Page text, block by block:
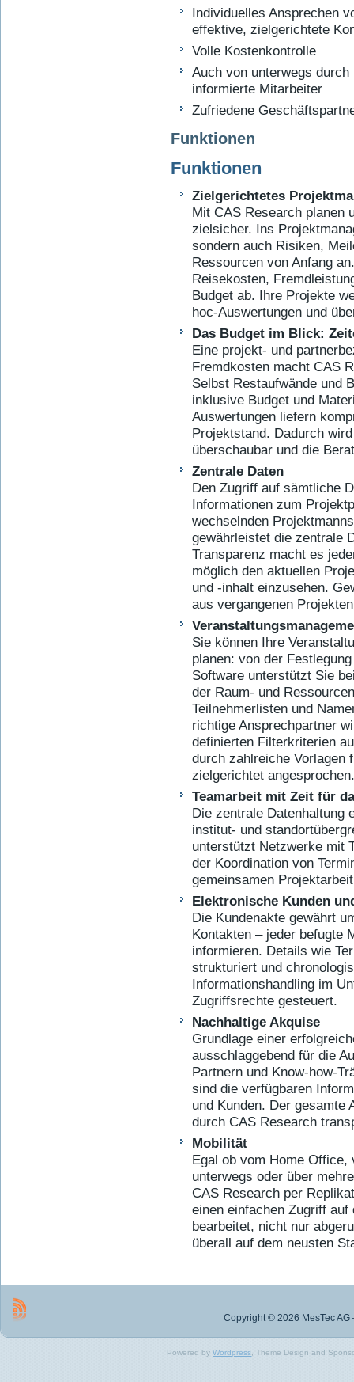
Individuelles Ansprechen
effektive, zielgerichtete
Volle Kostenkontrolle
Auch von unterwegs
informierte Mitarbeiter
Zufriedene
Funktionen
Funktionen
Zielgerichtetes
Mit CAS Research planen
zielsicher. Ins
sondern auch Risiken,
Ressourcen von Anfang
Reisekosten,
Budget ab. Ihre Projekte
hoc-Auswertungen und
Das Budget im Blick:
Eine projekt- und
Fremd­kosten macht CAS
Selbst Restaufwände und
inklusive Budget und
Auswertungen liefern
Projektstand. Dadurch
überschaubar und die
Zentrale Daten
Den Zugriff auf sämtliche
Informationen zum
wechselnden
gewährleistet die zentrale
Transparenz macht es
möglich den aktuellen
und -inhalt einzusehen.
aus vergangenen
Sie können Ihre
planen: von der
Software unterstützt Sie
der Raum- und
Teilnehmerlisten und
richtige Ansprechpartner
definierten Filterkriterien
durch zahlreiche Vorlagen
zielgerichtet angesprochen.
Teamarbeit mit Zeit für
Die zentrale Datenhaltung
institut- und
unterstützt Netzwerke mit
der Koordination von
gemeinsamen
Elektronische Kunden
Die Kundenakte gewährt
Kontakten – jeder befugte
informieren. Details wie
strukturiert und
Informationshandling im
Zugriffsrechte gesteuert.
Nachhaltige Akquise
Grundlage einer
ausschlaggebend für die
Partnern und Know-how-
sind die verfügbaren
und Kunden. Der gesamte
durch CAS Research
Mobilität
Egal ob vom Home Office,
unterwegs oder über
CAS Research per
einen einfachen Zugriff
bearbeitet, nicht nur
überall auf dem neusten
Copyright © 2026 MesTec
Powered byWordpress , Theme Design and